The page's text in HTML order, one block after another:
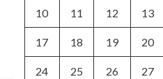
10 11 12 13
17 18 19 20
24 25 26 27